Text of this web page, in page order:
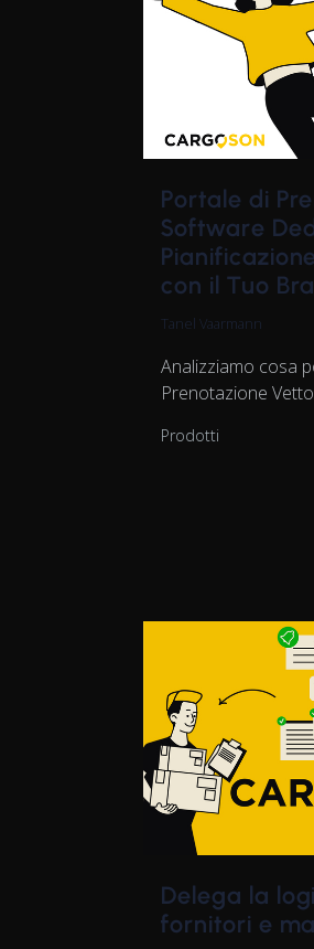
Portale di
Software
con il Tuo
Tanel Vaarmann
Analizziamo cosa
Prenotazione
Prodotti
Delega la
fornitori e